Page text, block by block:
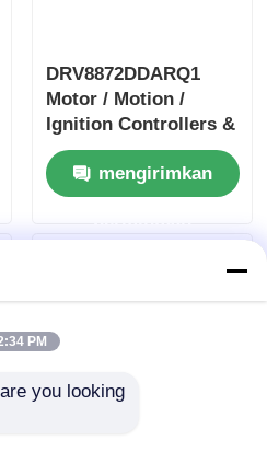
DRV8872DDARQ1
Motor / Motion /
Ignition Controllers &
Drivers 3.6A Brush
DC Motor Driver W /
Laporan kesalahan
mengirimkan
PM
you looking